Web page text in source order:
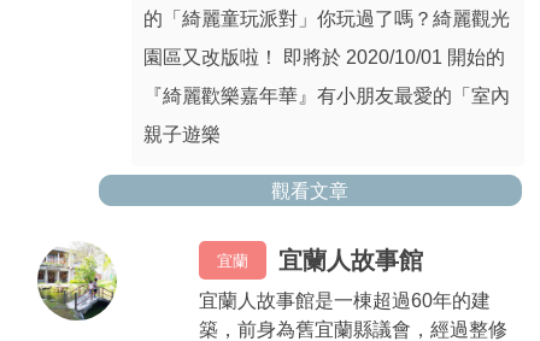
的「綺麗童玩派對」你玩過了嗎？綺麗觀光
園區又改版啦！ 即將於 2020/10/01 開始的
『綺麗歡樂嘉年華』有小朋友最愛的「室內
親子遊樂
觀看文章
宜蘭 宜蘭人故事館
宜蘭人故事館是一棟超過60年的建
築，前身為舊宜蘭縣議會，經過整修